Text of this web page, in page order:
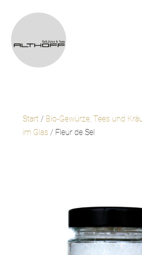
Start/ Bio-Gewürze, Tees und
im Glas / Fleur de Sel